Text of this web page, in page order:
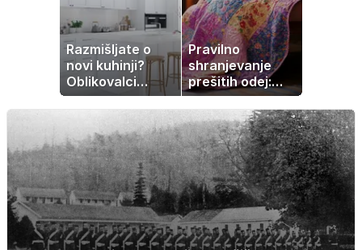
Razmišljate o
novi kuhinji?
Oblikovalci
opozarjajo, da te
barve izgubljajo
priljubljenost
Pravilno
shranjevanje
prešitih odej:
Kako ohraniti
družinsko
dediščino